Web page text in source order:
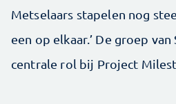
Metselaars stapelen nog
een op elkaar.’ De groep
centrale rol bij Project